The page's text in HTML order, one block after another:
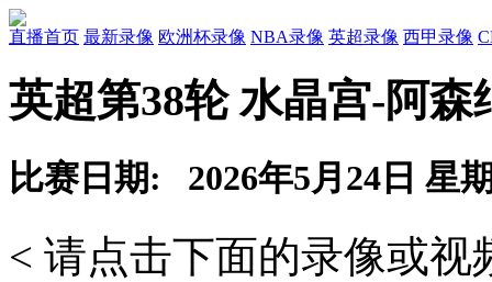
直播首页 最新录像 欧洲杯录像 NBA录像 英超录像 西甲录像
英超第38轮 水晶宫-阿
比赛日期: 2026年5月24日 星
< 请点击下面的录像或